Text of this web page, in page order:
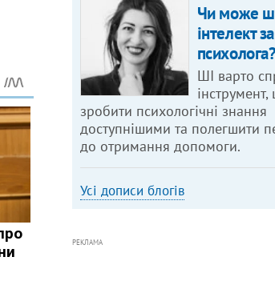
Чи може
інтелект
психолога?
ШІ варто
зробити психологічні знання
доступнішими та полегшити
до отримання допомоги.
Усі дописи блогів
РЕКЛАМА